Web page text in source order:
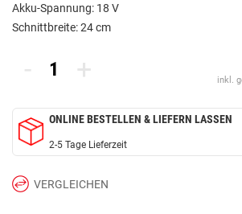
Akku-Spannung: 18 V
Schnittbreite: 24 cm
- +
inkl.
ONLINE BESTELLEN & LIEFERN LASSEN
2-5 Tage Lieferzeit
VERGLEICHEN